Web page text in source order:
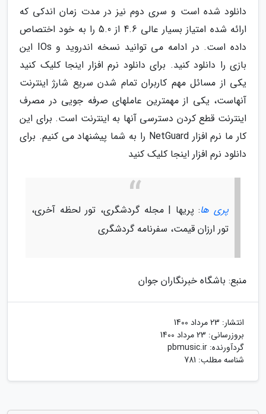
دانلود شده است و سری دوم نیز در مدت زمان اندکی که
ارائه شده امتیاز بسیار عالی 4.6 از 5.0 را به خود اختصاص
داده است. در ادامه می توانید نسخه اندروید و IOs این
بازی را دانلود کنید. برای دانلود نرم افزار اینجا کلیک کنید
یکی از مسائل مهم کاربران تمام شدن سریع شارژ اینترنت
آنهاست، یکی از مهمترین عاملهای صرفه جویی در مصرف
اینترنت قطع کردن دسترسی آنها به اینترنت است. برای این
کار ما نرم افزار NetGuard را به شما پیشنهاد می کنیم. برای
دانلود نرم افزار اینجا کلیک کنید
پری ها: پریها | مجله گردشگری، تور لحظه آخری،
تور ارزان قیمت، سفرنامه گردشگری
منبع: باشگاه خبرنگاران جوان
انتشار: 23 مرداد 1400
بروزرسانی: 23 مرداد 1400
گردآورنده: pbmusic.ir
شناسه مطلب: 781